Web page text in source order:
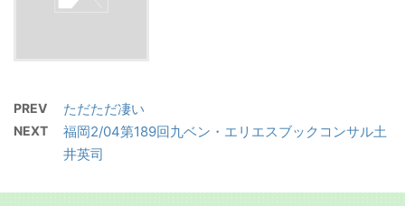
PREV ただただ凄い
NEXT
福岡2/04第189回九ベン・エリエスブックコンサル土
井英司